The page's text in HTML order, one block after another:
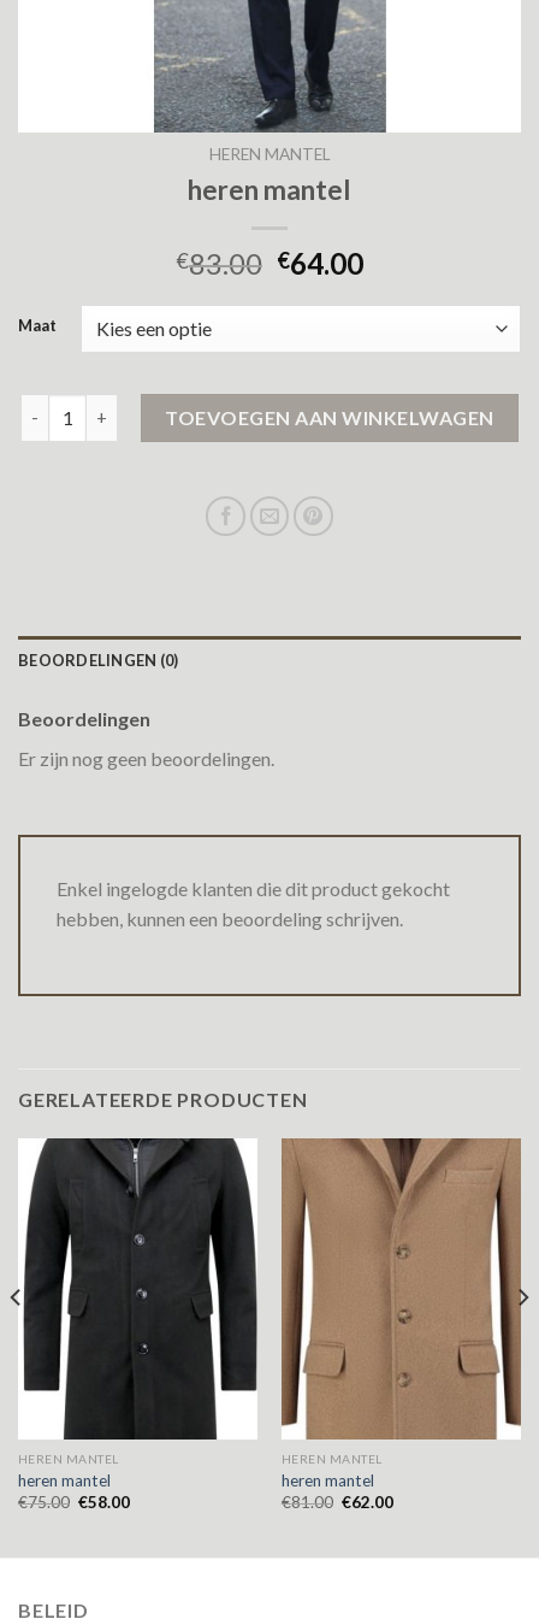
HEREN MANTEL
heren mantel
€83.00 €64.00
Maat
TOEVOEGEN AAN WINKELWAGEN
BEOORDELINGEN (0)
Beoordelingen
Er zijn nog geen beoordelingen.
Enkel ingelogde klanten die dit product gekocht
hebben, kunnen een beoordeling schrijven.
GERELATEERDE PRODUCTEN
HEREN MANTEL
heren mantel
€75.00 €58.00
HEREN MANTEL
heren mantel
€81.00 €62.00
BELEID